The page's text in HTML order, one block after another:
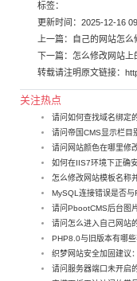
标签：
更新时间：2025-12-16
上一篇： 自己的网站怎么
下一篇： 怎么修改网站上
转载请注明原文链接：
关注热点
请问如何查找域名绑定
请问帝国CMS显示栏目
请问网站颜色在哪里修
如何在IIS7环境下正确
怎么修改网站模板名称
MySQL连接错误是否与
请问PbootCMS后台图
请问怎么进入自己网站
PHP8.0与旧版本有哪些
织梦网站安全加固建议
请问服务器端口未开启